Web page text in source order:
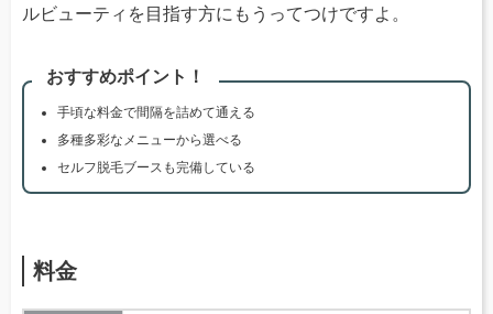
ルビューティを目指す方にもうってつけですよ。
おすすめポイント！
手頃な料金で間隔を詰めて通える
多種多彩なメニューから選べる
セルフ脱毛ブースも完備している
料金